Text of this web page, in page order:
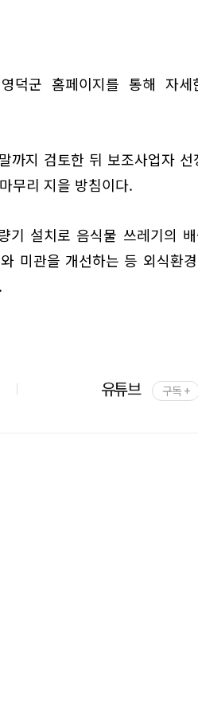
덕군 홈페이지를 통해 자세
까지 검토한 뒤 보조사업자 선
무리 지을 방침이다.
기 설치로 음식물 쓰레기의
미관을 개선하는 등 외식환
유튜브 구독 +